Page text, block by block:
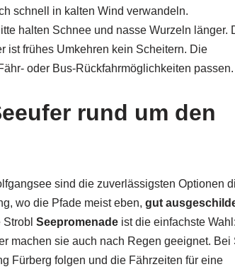
schnell in kalten Wind verwandeln.
halten Schnee und nasse Wurzeln länger.
ist frühes Umkehren kein Scheitern. Die
oder Bus-Rückfahrmöglichkeiten passen.
rund um den
sind die zuverlässigsten Optionen
wo die Pfade meist eben, gut
Seepromenadeist die einfachste Wahl:
machen sie auch nach Regen geeignet. Bei
Fürberg folgen und die Fährzeiten für eine